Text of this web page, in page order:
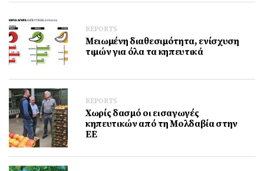
REPORTS
Μειωμένη διαθεσιμότητα, ενίσχυση
τιμών για όλα τα κηπευτικά
REPORTS
Χωρίς δασμό οι εισαγωγές
κηπευτικών από τη Μολδαβία στην
ΕΕ